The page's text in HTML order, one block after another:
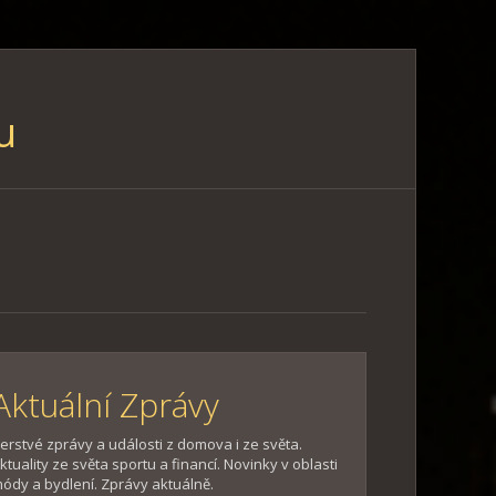
Zprávy
zprávy a události z domova i ze světa.
ze světa sportu a financí. Novinky v oblasti
a bydlení. Zprávy aktuálně.